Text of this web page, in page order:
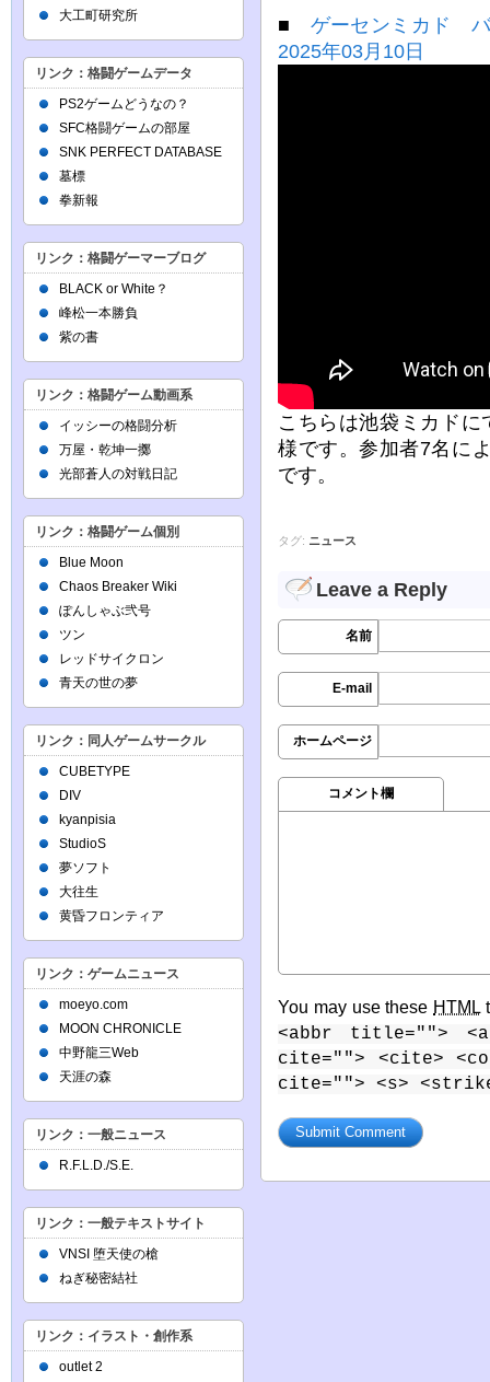
■ ゲーセンミカド
2025年03月10日
こちらは池袋ミカド
様です。参加者7名に
です。
タグ: ニュース
Leave a Reply
名前
E-mail
ホームページ
コメント欄
You may use these HTML
<abbr title="">
cite=""> <cite>
cite=""> <s>
大工町研究所
リンク：格闘ゲームデータ
PS2ゲームどうなの？
SFC格闘ゲームの部屋
SNK PERFECT DATABASE
墓標
拳新報
リンク：格闘ゲーマーブログ
BLACK or White？
峰松一本勝負
紫の書
リンク：格闘ゲーム動画系
イッシーの格闘分析
万屋・乾坤一擲
光部蒼人の対戦日記
リンク：格闘ゲーム個別
Blue Moon
Chaos Breaker Wiki
ぽんしゃぶ弐号
ツン
レッドサイクロン
青天の世の夢
リンク：同人ゲームサークル
CUBETYPE
DIV
kyanpisia
StudioS
夢ソフト
大往生
黄昏フロンティア
リンク：ゲームニュース
moeyo.com
MOON CHRONICLE
中野龍三Web
天涯の森
リンク：一般ニュース
R.F.L.D./S.E.
リンク：一般テキストサイト
VNSI 堕天使の槍
ねぎ秘密結社
リンク：イラスト・創作系
outlet 2